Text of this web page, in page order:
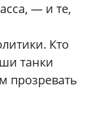
— и те,
Кто
танки
прозревать